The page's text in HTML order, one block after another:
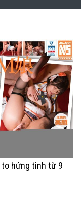
to hứng tình từ 9